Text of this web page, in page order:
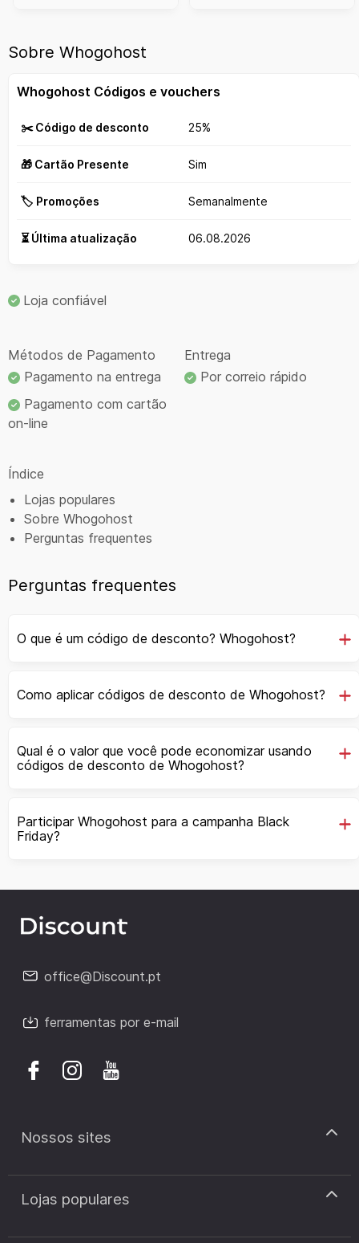
Sobre Whogohost
Whogohost Códigos e vouchers
✂️ Código de desconto 25%
🎁 Cartão Presente Sim
🏷️ Promoções Semanalmente
⏳ Última atualização 06.08.2026
Loja confiável
Métodos de Pagamento
Pagamento na entrega
Pagamento com cartão
on-line
Entrega
Por correio rápido
Índice
Lojas populares
Sobre Whogohost
Perguntas frequentes
Perguntas frequentes
O que é um código de desconto? Whogohost?
Como aplicar códigos de desconto de Whogohost?
Qual é o valor que você pode economizar usando
códigos de desconto de Whogohost?
Participar Whogohost para a campanha Black
Friday?
office@Discount.pt
ferramentas por e-mail
Nossos sites
discount.pt
discount.sk
Lojas populares
Cupão de desconto Zooplus